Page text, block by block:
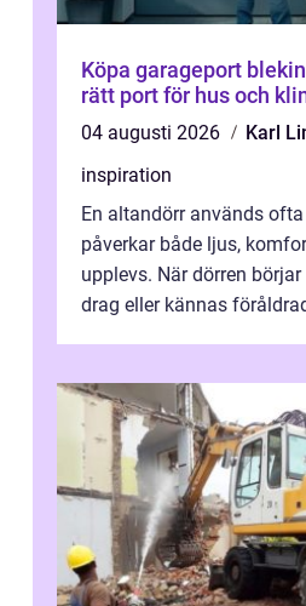
Köpa garageport blekinge så
rätt port för hus och
04 augusti 2026
Karl
inspiration
En altandörr används
påverkar både ljus,
upplevs. När dörren
drag eller kännas